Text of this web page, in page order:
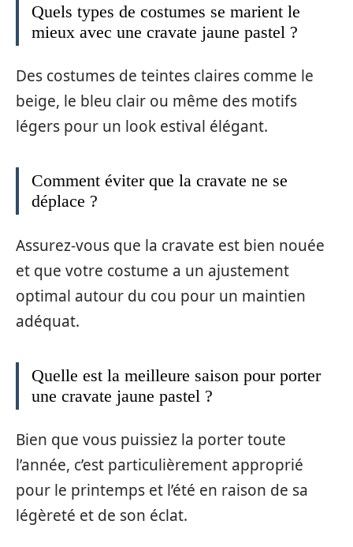
Quels types de costumes se marient le
mieux avec une cravate jaune pastel ?
Des costumes de teintes claires comme le
beige, le bleu clair ou même des motifs
légers pour un look estival élégant.
Comment éviter que la cravate ne se
déplace ?
Assurez-vous que la cravate est bien nouée
et que votre costume a un ajustement
optimal autour du cou pour un maintien
adéquat.
Quelle est la meilleure saison pour porter
une cravate jaune pastel ?
Bien que vous puissiez la porter toute
l’année, c’est particulièrement approprié
pour le printemps et l’été en raison de sa
légèreté et de son éclat.